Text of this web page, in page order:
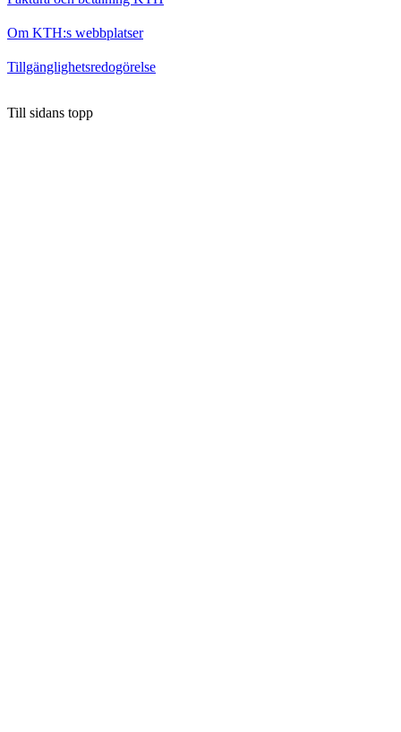
Om KTH:s webbplatser
Tillgänglighetsredogörelse
Till sidans topp